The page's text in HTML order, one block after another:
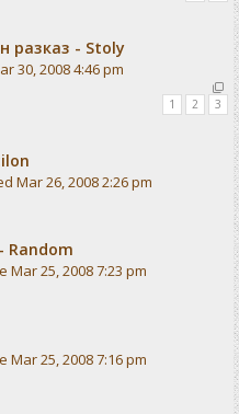
разказ - Stoly
30, 2008 4:46 pm
1 2 3
Mar 26, 2008 2:26 pm
Random
Mar 25, 2008 7:23 pm
Mar 25, 2008 7:16 pm